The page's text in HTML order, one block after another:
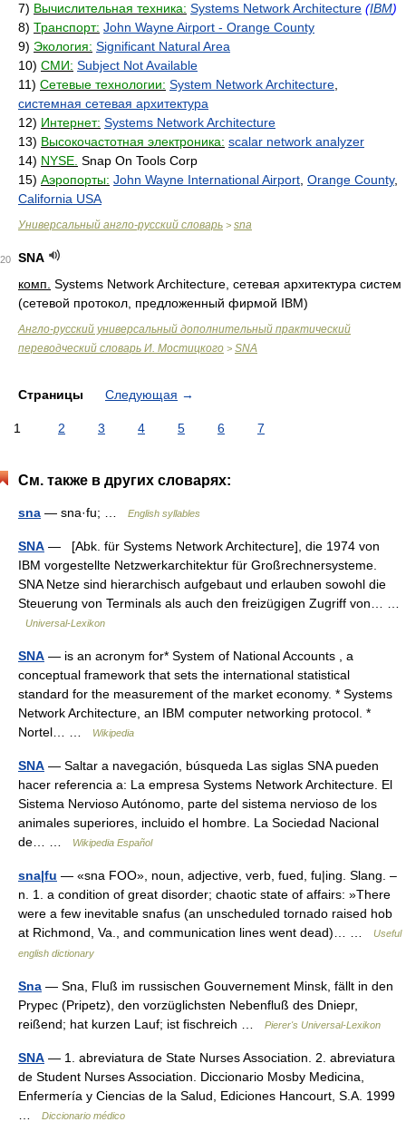
7) Вычислительная техника: Systems Network Architecture (IBM)
8) Транспорт: John Wayne Airport - Orange County
9) Экология: Significant Natural Area
10) СМИ: Subject Not Available
11) Сетевые технологии: System Network Architecture
системная сетевая архитектура
12) Интернет: Systems Network Architecture
13) Высокочастотная электроника: scalar network analyzer
14) NYSE. Snap On Tools Corp
15) Аэропорты: John Wayne International Airport Orange County,
California USA
Универсальный англо-русский словарь > sna
20
SNA
комп. Systems Network Architecture, сетевая архитектура систем
(сетевой протокол, предложенный фирмой IBM)
Англо-русский универсальный дополнительный практический
переводческий словарь И. Мостицкого > SNA
Страницы Следующая →
1 2 3 4 5 6 7
См. также в других словарях:
sna — sna·fu; … English syllables
SNA — [Abk. für Systems Network Architecture], die 1974 von
IBM vorgestellte Netzwerkarchitektur für Großrechnersysteme.
SNA Netze sind hierarchisch aufgebaut und erlauben sowohl die
Steuerung von Terminals als auch den freizügigen Zugriff von… …
Universal-Lexikon
SNA — is an acronym for* System of National Accounts , a
conceptual framework that sets the international statistical
standard for the measurement of the market economy. * Systems
Network Architecture, an IBM computer networking protocol. *
Nortel… …
Wikipedia
SNA — Saltar a navegación, búsqueda Las siglas SNA pueden
hacer referencia a: La empresa Systems Network Architecture. El
Sistema Nervioso Autónomo, parte del sistema nervioso de los
animales superiores, incluido el hombre. La Sociedad Nacional
de… …
Wikipedia Español
sna|fu — «sna FOO», noun, adjective, verb, fued, fu|ing. Slang. –
n. 1. a condition of great disorder; chaotic state of affairs: »There
were a few inevitable snafus (an unscheduled tornado raised hob
at Richmond, Va., and communication lines went dead)… …
Useful
english dictionary
Sna — Sna, Fluß im russischen Gouvernement Minsk, fällt in den
Prypec (Pripetz), den vorzüglichsten Nebenfluß des Dniepr,
reißend; hat kurzen Lauf; ist fischreich …
Pierer's Universal-Lexikon
SNA — 1. abreviatura de State Nurses Association. 2. abreviatura
de Student Nurses Association. Diccionario Mosby Medicina,
Enfermería y Ciencias de la Salud, Ediciones Hancourt, S.A. 1999
Diccionario médico